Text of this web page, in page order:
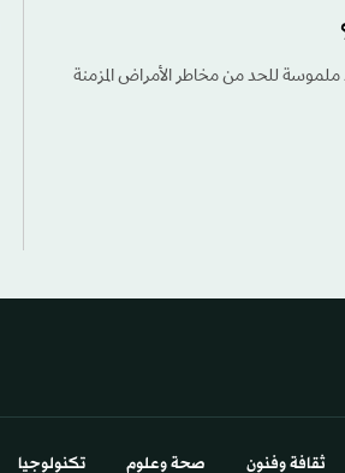
ملموسة للحد من مخاطر الأمراض المزمنة
ثقافة وفنون صحة وعلوم تكنولوجيا